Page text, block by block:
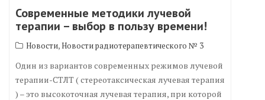
Современные методики лучевой
терапии – выбор в пользу времени!
Новости,Новости радиотерапевтического № 3
Один из вариантов современных режимов лучевой
терапии-СТЛТ ( стереотаксическая лучевая терапия
) – это высокоточная лучевая терапия, при которой